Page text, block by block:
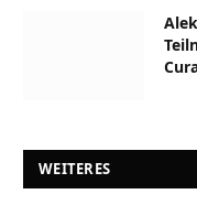
WEITERES